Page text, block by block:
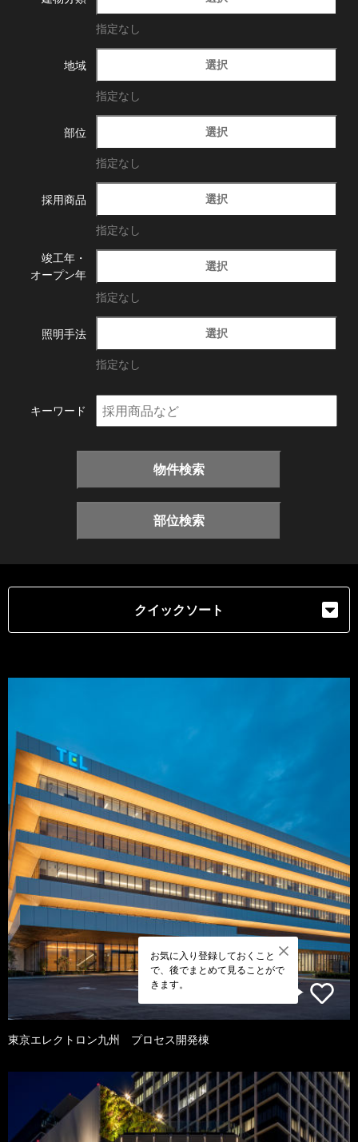
指定なし
地域 選択
指定なし
部位 選択
指定なし
採用商品 選択
指定なし
竣工年・
オープン年
選択
指定なし
照明手法 選択
指定なし
キーワード
物件検索
部位検索
クイックソート
お気に入り登録しておくこと
で、後でまとめて見ることがで
きます。
東京エレクトロン九州 プロセス開発棟